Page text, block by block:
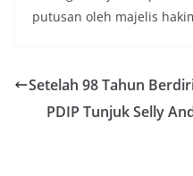
putusan oleh majelis
Setelah 98 Tahun
PDIP Tunjuk Selly